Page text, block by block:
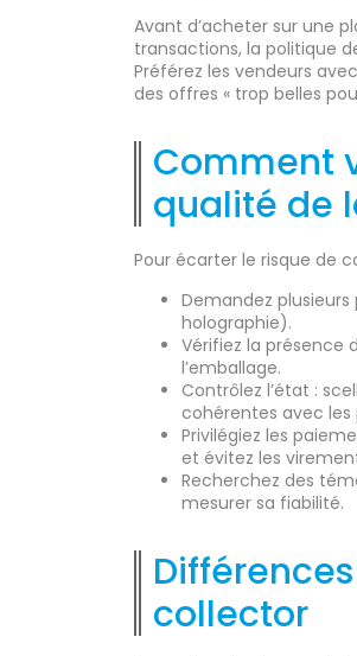
Avant d’acheter sur une
transactions, la politique
Préférez les vendeurs
des offres « trop belles
Comment
qualité de
Pour écarter le risque de
Demandez
holographie).
Vérifiez la présence
l’emballage.
Contrôlez l’état :
cohérentes avec les
Privilégiez les
et évitez les
Recherchez des
mesurer sa fiabilité.
collector